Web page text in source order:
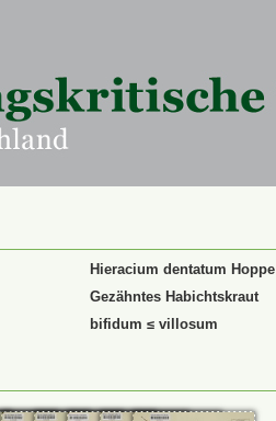
Hieracium dentatum Hoppe
Gezähntes Habichtskraut
bifidum ≤ villosum